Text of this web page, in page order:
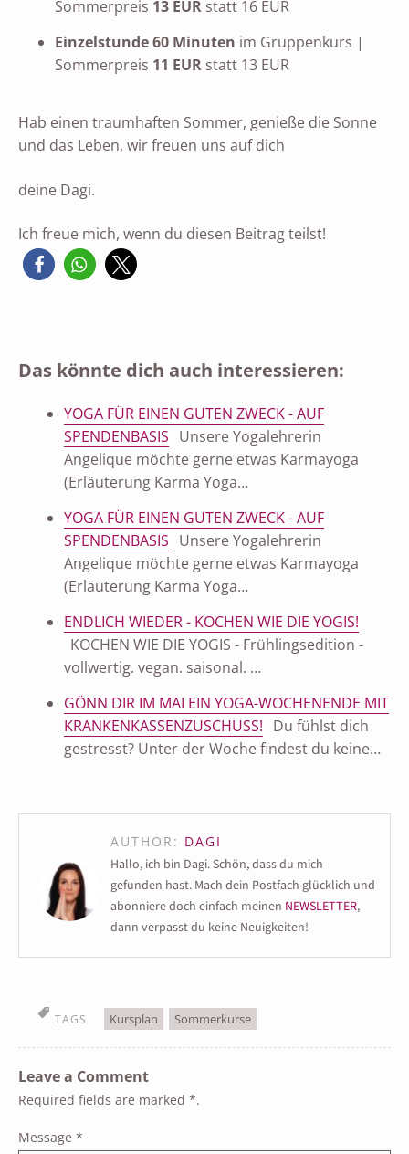
Sommerpreis 13 EUR statt 16 EUR
Einzelstunde 60 Minuten im Gruppenkurs |
Sommerpreis 11 EUR statt 13 EUR
Hab einen traumhaften Sommer, genieße die Sonne
und das Leben, wir freuen uns auf dich
deine Dagi.
Ich freue mich, wenn du diesen Beitrag teilst!
Das könnte dich auch interessieren:
YOGA FÜR EINEN GUTEN ZWECK - AUF
SPENDENBASIS Unsere Yogalehrerin
Angelique möchte gerne etwas Karmayoga
(Erläuterung Karma Yoga…
YOGA FÜR EINEN GUTEN ZWECK - AUF
SPENDENBASIS Unsere Yogalehrerin
Angelique möchte gerne etwas Karmayoga
(Erläuterung Karma Yoga…
ENDLICH WIEDER - KOCHEN WIE DIE YOGIS!
KOCHEN WIE DIE YOGIS - Frühlingsedition -
vollwertig. vegan. saisonal. …
GÖNN DIR IM MAI EIN YOGA-WOCHENENDE MIT
KRANKENKASSENZUSCHUSS! Du fühlst dich
gestresst? Unter der Woche findest du keine…
AUTHOR: DAGI
Hallo, ich bin Dagi. Schön, dass du mich
gefunden hast. Mach dein Postfach glücklich und
abonniere doch einfach meinen NEWSLETTER,
dann verpasst du keine Neuigkeiten!
TAGS Kursplan Sommerkurse
Leave a Comment
Required fields are marked *.
Message *